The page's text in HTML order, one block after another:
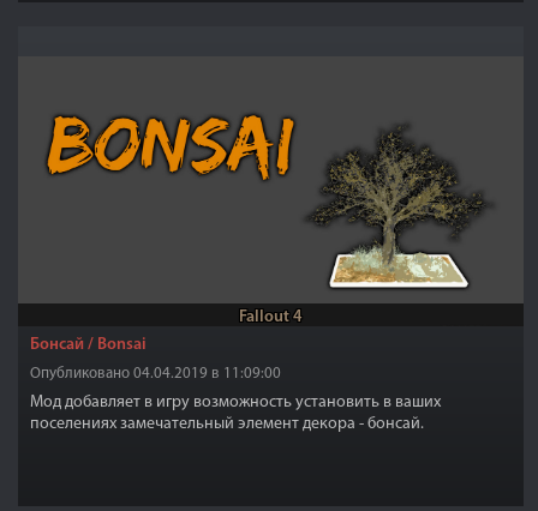
Fallout 4
Бонсай / Bonsai
Опубликовано 04.04.2019 в 11:09:00
Мод добавляет в игру возможность установить в ваших
поселениях замечательный элемент декора - бонсай.